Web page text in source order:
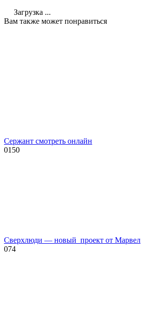
Загрузка ...
Вам также может понравиться
Сержант смотреть онлайн
0150
Сверхлюди — новый проект от Марвел
074